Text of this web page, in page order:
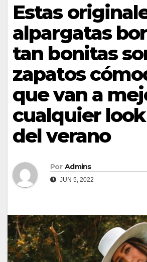
Estas
alpargatas
tan bonitas
zapatos
que van a
cualquier
del verano
Por Admins
JUN 5, 2022